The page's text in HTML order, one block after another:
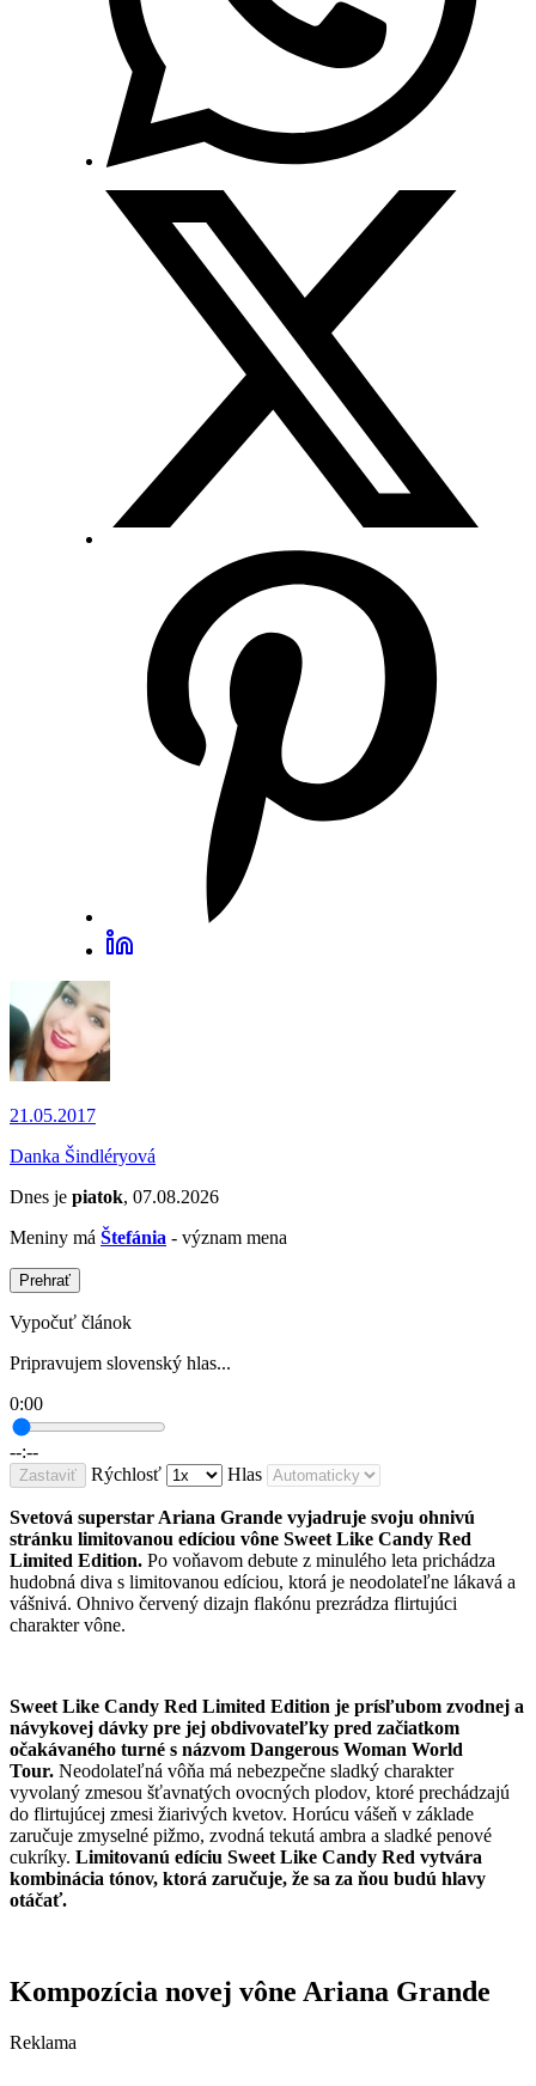
21.05.2017
Danka Šindléryová
Dnes je piatok, 07.08.2026
Meniny má Štefánia - význam mena
Prehrať
Vypočuť článok
Pripravujem slovenský hlas...
0:00
--:--
Zastaviť Rýchlosť Hlas
Svetová superstar Ariana Grande vyjadruje svoju ohnivú
stránku limitovanou edíciou vône Sweet Like Candy Red
Limited Edition. Po voňavom debute z minulého leta prichádza
hudobná diva s limitovanou edíciou, ktorá je neodolateľne lákavá a
vášnivá. Ohnivo červený dizajn flakónu prezrádza flirtujúci
charakter vône.
Sweet Like Candy Red Limited Edition je prísľubom zvodnej a
návykovej dávky pre jej obdivovateľky pred začiatkom
očakávaného turné s názvom Dangerous Woman World
Tour. Neodolateľná vôňa má nebezpečne sladký charakter
vyvolaný zmesou šťavnatých ovocných plodov, ktoré prechádzajú
do flirtujúcej zmesi žiarivých kvetov. Horúcu vášeň v základe
zaručuje zmyselné pižmo, zvodná tekutá ambra a sladké penové
cukríky. Limitovanú edíciu Sweet Like Candy Red vytvára
kombinácia tónov, ktorá zaručuje, že sa za ňou budú hlavy
otáčať.
Kompozícia novej vône Ariana Grande
Reklama